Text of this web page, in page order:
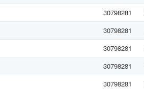
30798281
30798281
30798281
30798281
30798281